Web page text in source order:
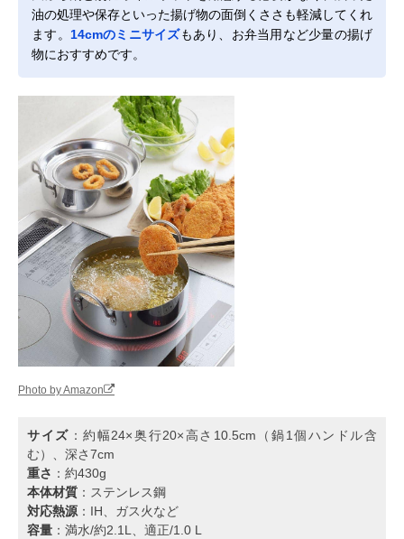
油の処理や保存といった揚げ物の面倒くささも軽減してくれ
ます。 14cmのミニサイズもあり、お弁当用など少量の揚げ
物におすすめです。
Photo by Amazon
サイズ ：約幅24×奥行20×高さ10.5cm（鍋1個ハンドル含
む）、深さ7cm
重さ ：約430g
本体材質 ：ステンレス鋼
対応熱源 ：IH、ガス火など
容量 ：満水/約2.1L、適正/1.0 L